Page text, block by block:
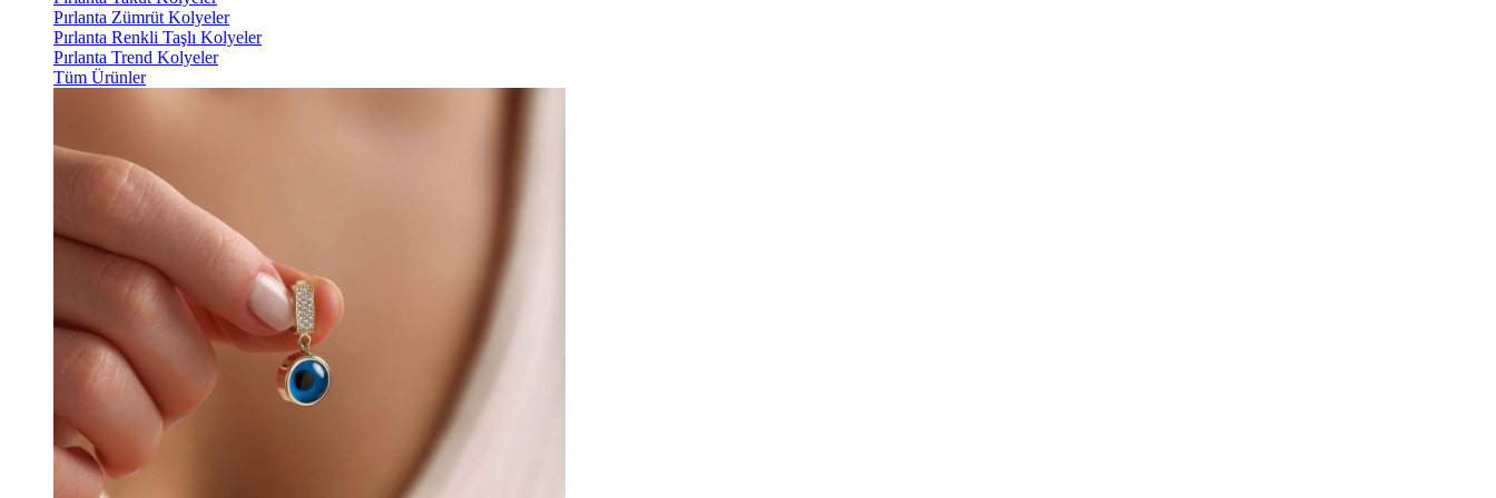
Pırlanta Zümrüt Kolyeler
Pırlanta Renkli Taşlı Kolyeler
Pırlanta Trend Kolyeler
Tüm Ürünler